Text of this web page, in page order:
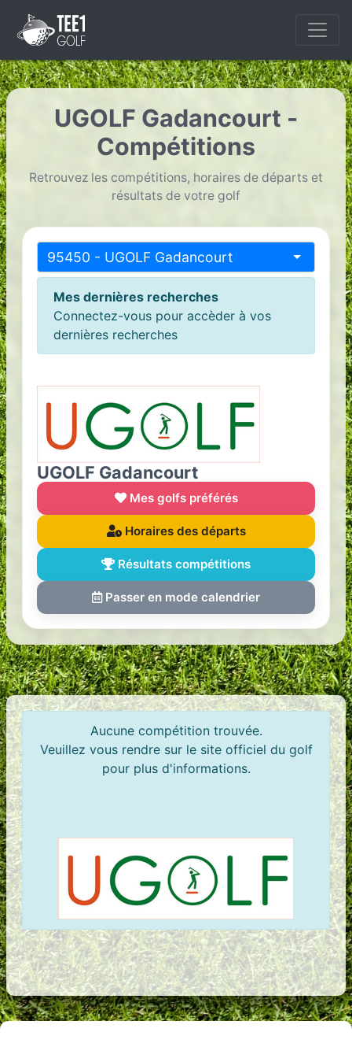
UGOLF Gadancourt -
Compétitions
Retrouvez les compétitions, horaires de départs et
résultats de votre golf
95450 - UGOLF Gadancourt
Mes dernières recherches
Connectez-vous pour accèder à vos
dernières recherches
UGOLF Gadancourt
Mes golfs préférés
Horaires des départs
Résultats compétitions
Passer en mode calendrier
Aucune compétition trouvée.
Veuillez vous rendre sur le site officiel du golf
pour plus d'informations.